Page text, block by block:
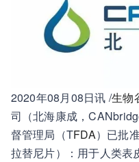
2020年08月08日讯 /生物
司（北海康成，
督管理局（TFDA）已批
拉替尼片）：用于人类表